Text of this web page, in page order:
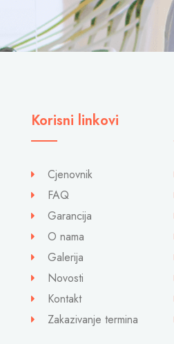
Korisni linkovi
Cjenovnik
FAQ
Garancija
O nama
Galerija
Novosti
Kontakt
Zakazivanje termina